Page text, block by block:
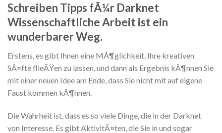
Schreiben Tipps fÃ¼r Darknet
Wissenschaftliche Arbeit ist ein
wunderbarer Weg.
Erstens, es gibt Ihnen eine MÃ¶glichkeit, Ihre kreativen
SÃ¤fte flieÃŸen zu lassen, und dann als Ergebnis kÃ¶nnen Sie
mit einer neuen Idee am Ende, dass Sie nicht mit auf eigene
Faust kommen kÃ¶nnen.
Die Wahrheit ist, dass es so viele Dinge, die in der Darknet
von Interesse. Es gibt AktivitÃ¤ten, die Sie in und sogar